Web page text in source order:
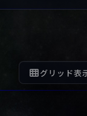
グリッド表